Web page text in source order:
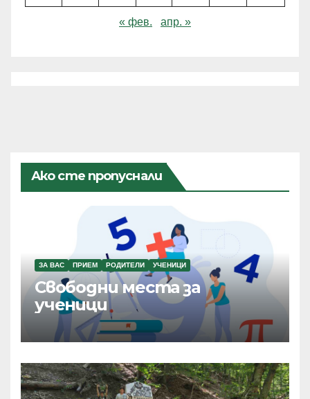
« фев. апр. »
Ако сте пропуснали
ЗА ВАС ПРИЕМ РОДИТЕЛИ УЧЕНИЦИ
Свободни места за
ученици